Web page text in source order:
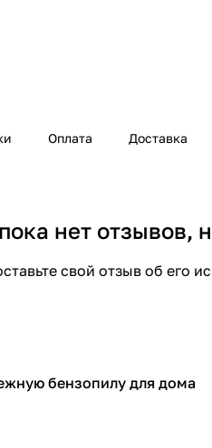
Оплата Доставка
нет
свой отзыв об его
бензопилу для дома